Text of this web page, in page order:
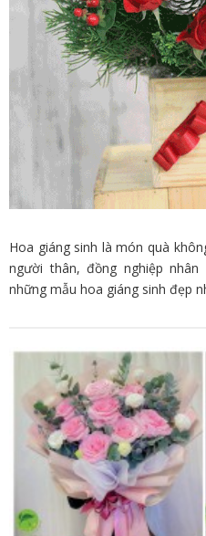
Hoa giáng sinh là món quà
người thân, đồng nghiệp
những mẫu hoa giáng sinh đẹp